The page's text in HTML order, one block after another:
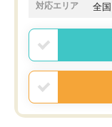
対応エリア 全国